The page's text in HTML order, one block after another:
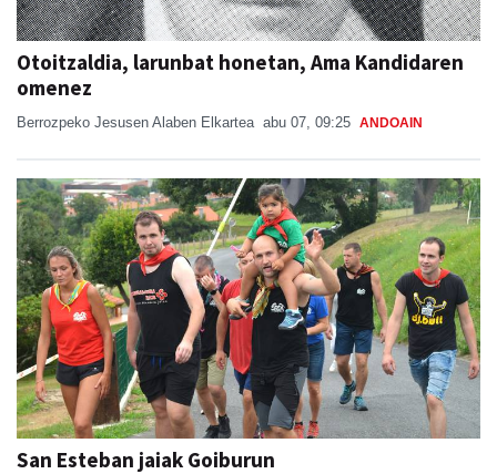
Otoitzaldia, larunbat honetan, Ama Kandidaren
omenez
Berrozpeko Jesusen Alaben Elkartea abu 07, 09:25 ANDOAIN
San Esteban jaiak Goiburun